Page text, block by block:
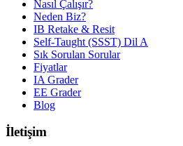
Nasıl Çalışır?
Neden Biz?
IB Retake & Resit
Self-Taught (SSST) Dil A
Sık Sorulan Sorular
Fiyatlar
IA Grader
EE Grader
Blog
İletişim